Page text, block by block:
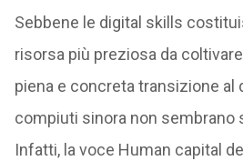
Sebbene le digital skills
risorsa più preziosa da
piena e concreta transizione al
compiuti sinora non sembrano
Infatti, la voce Human capital